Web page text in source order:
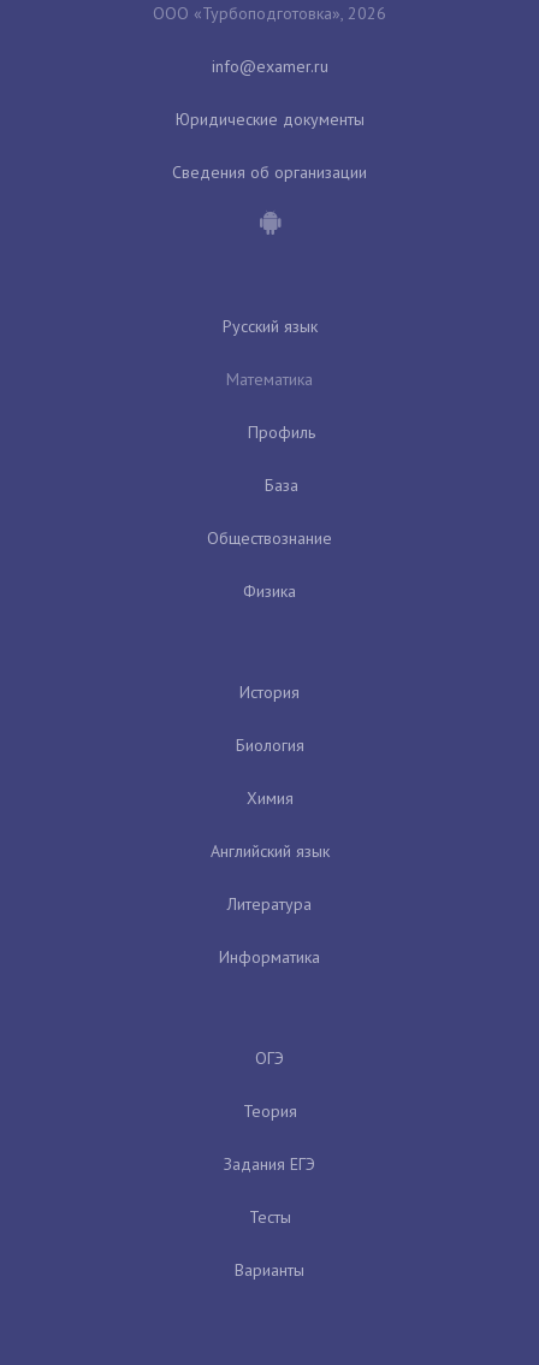
ООО «Турбоподготовка», 2026
Юридические документы
Сведения об организации
Русский язык
Математика
Профиль
База
Обществознание
Физика
История
Биология
Химия
Английский язык
Литература
Информатика
ОГЭ
Теория
Задания ЕГЭ
Тесты
Варианты